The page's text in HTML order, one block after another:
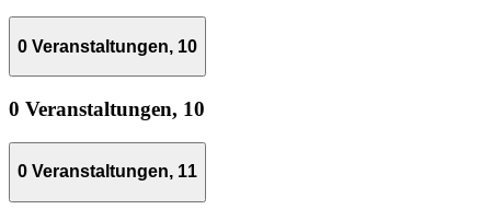
0 Veranstaltungen, 10
0 Veranstaltungen, 10
0 Veranstaltungen, 11